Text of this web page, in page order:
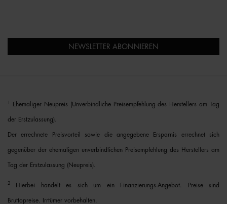
NEWSLETTER ABONNIEREN
Ehemaliger Neupreis (Unverbindliche Preisempfehlung des Herstellers am Tag
der Erstzulassung).
Der errechnete Preisvorteil sowie die angegebene Ersparnis errechnet sich
gegenüber der ehemaligen unverbindlichen Preisempfehlung des Herstellers am
Tag der Erstzulassung (Neupreis).
2 Hierbei handelt es sich um ein Finanzierungs-Angebot. Preise sind
Bruttopreise. Irrtümer vorbehalten.